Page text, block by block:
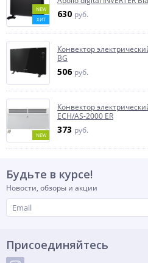
NEW
ХИТ
630 руб.
Конвектор
BG
506 руб.
NEW
Конвектор
ECH/AS-2000 ER
373 руб.
Будьте в курсе!
Новости, обзоры и акции
Присоединяйтесь